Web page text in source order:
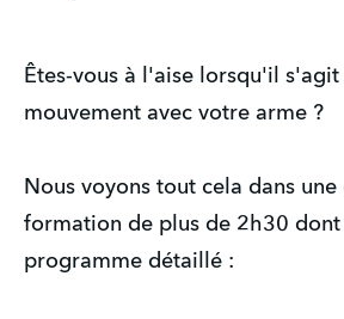
Êtes-vous à l'aise lorsqu'il
mouvement avec votre arme ?
Nous voyons tout cela dans une
formation de plus de 2h30
programme détaillé :